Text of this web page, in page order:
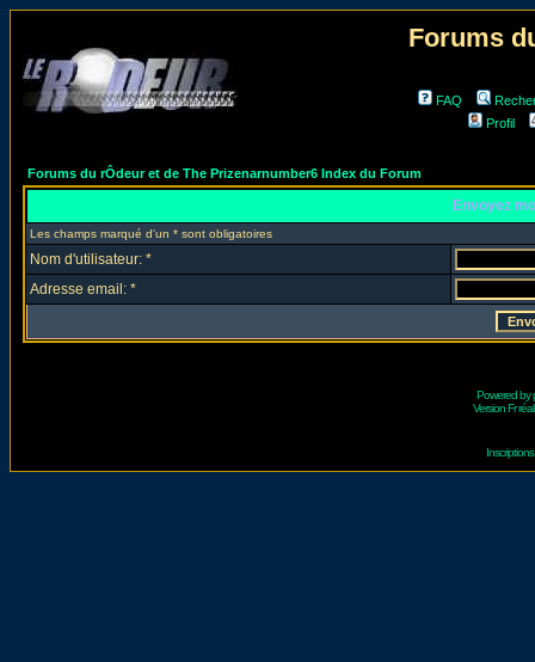
Forums
FAQ
Profil
Forums du rÔdeur et de The Prizenarnumber6 Index du Forum
Envoyez
Les champs marqué d'un * sont obligatoires
Nom d'utilisateur: *
Adresse email: *
Powered by
Version Fr